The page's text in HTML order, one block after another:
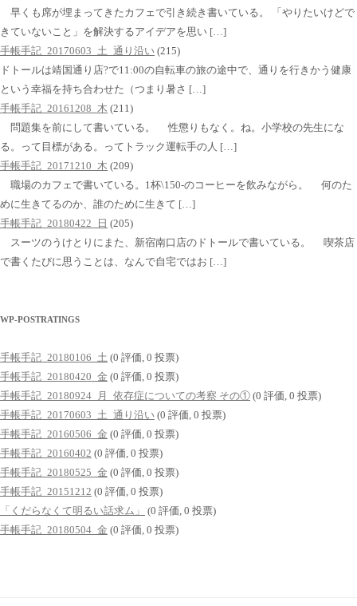
早くも席が埋まってきたカフェで引き続き書いている。 「やりたいけどで
きていないこと」を解決するアイデアを思い […]
手帳手記_20170603_土_通り沿い (215)
ドトールは靖国通り店?で11:00の自転車の旅の途中で、通りを行きかう健康
という幸福を持ち合わせた（つまり暑さ […]
手帳手記_20161208_木 (211)
問題集を前にして書いている。 性懲りもなく。ね。小学校の先生にな
る。って目標がある。ってトラック運転手の人 […]
手帳手記_20171210_木 (209)
職場のカフェで書いている。1杯\150-のコーヒーを飲みながら。 何のた
めに生きてるのか、誰のために生きて […]
手帳手記_20180422_日 (205)
スーツのうけとりにまた、新宿南口店のドトールで書いている。 喫茶店
で書くたびに思うことは、なんで自宅ではお […]
WP-POSTRATINGS
手帳手記_20180106_土 (0 評価, 0 投票)
手帳手記_20180420_金 (0 評価, 0 投票)
手帳手記_20180924_月_依存症についての考察 その① (0 評価, 0 投票)
手帳手記_20170603_土_通り沿い (0 評価, 0 投票)
手帳手記_20160506_金 (0 評価, 0 投票)
手帳手記_20160402 (0 評価, 0 投票)
手帳手記_20180525_金 (0 評価, 0 投票)
手帳手記_20151212 (0 評価, 0 投票)
「くだらなくて明るい話求ム」
(0 評価, 0 投票)
手帳手記_20180504_金 (0 評価, 0 投票)